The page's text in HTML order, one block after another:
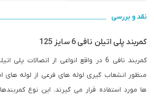
نقد و بررسی
کمربند پلی اتیلن نافی 6 سایز 125
کمربند نافی 6 در واقع انواعی از اتصالات
منظور انشعاب گیری لوله های فرعی از لوله های
ها مورد استفاده قرار می گیرند. این نوع